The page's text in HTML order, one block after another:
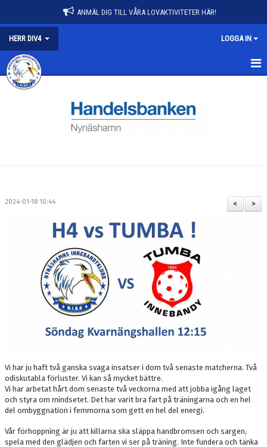
ANMÄL DIG TILL VÅRA LOVAKTIVITETER HÄR!
HERR DIV4 LOGGA IN
HERR DIV4
>
<
2024-01-18 10:44
Vi har ju haft två ganska svaga insatser i dom två senaste matcherna. Två
odiskutabla förluster. Vi kan så mycket bättre.
Vi har arbetat hårt dom senaste två veckorna med att jobba igång laget
och styra om mindsetet. Det har varit bra fart på träningarna och en hel
del ombyggnation i femmorna som gett en hel del energi.
Vår förhoppning är ju att killarna ska släppa handbromsen och sargen,
spela med den glädjen och farten vi ser på träning. Inte fundera och tänka